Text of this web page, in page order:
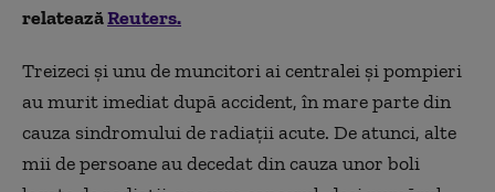
relateazăReuters.
Treizeci și unu de muncitori ai centralei și pompieri
au murit imediat după accident, în mare parte din
cauza sindromului de radiații acute. De atunci, alte
mii de persoane au decedat din cauza unor boli